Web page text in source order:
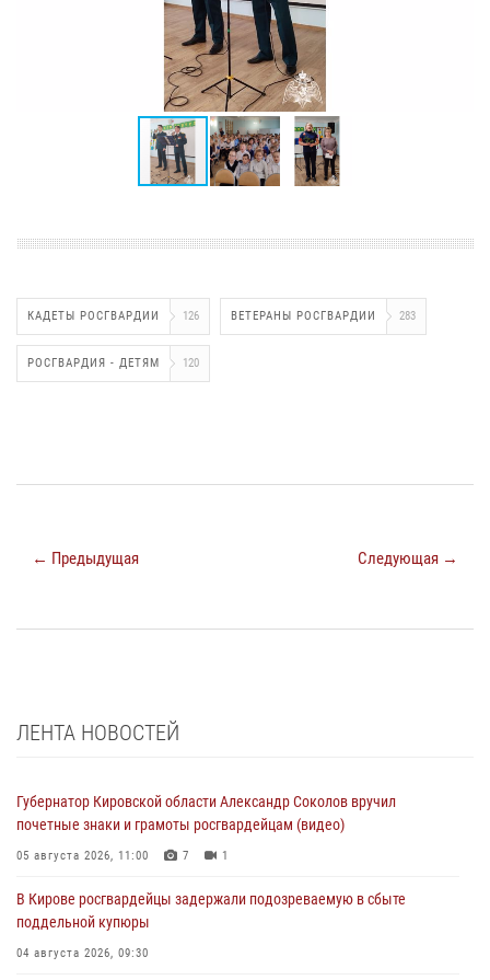
КАДЕТЫ РОСГВАРДИИ 126 ВЕТЕРАНЫ РОСГВАРДИИ 283
РОСГВАРДИЯ - ДЕТЯМ 120
← Предыдущая Следующая →
ЛЕНТА НОВОСТЕЙ
Губернатор Кировской области Александр Соколов вручил
почетные знаки и грамоты росгвардейцам (видео)
05 августа 2026, 11:00 7 1
В Кирове росгвардейцы задержали подозреваемую в сбыте
поддельной купюры
04 августа 2026, 09:30